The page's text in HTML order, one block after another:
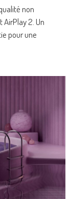
non
2. Un
pour une